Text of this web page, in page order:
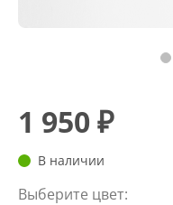
1 950 ₽
В наличии
Выберите цвет: